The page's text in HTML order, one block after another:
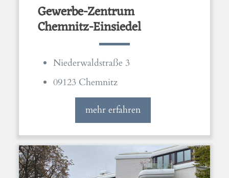
Gewerbe-Zentrum
Chemnitz-Einsiedel
Niederwaldstraße 3
09123 Chemnitz
mehr erfahren